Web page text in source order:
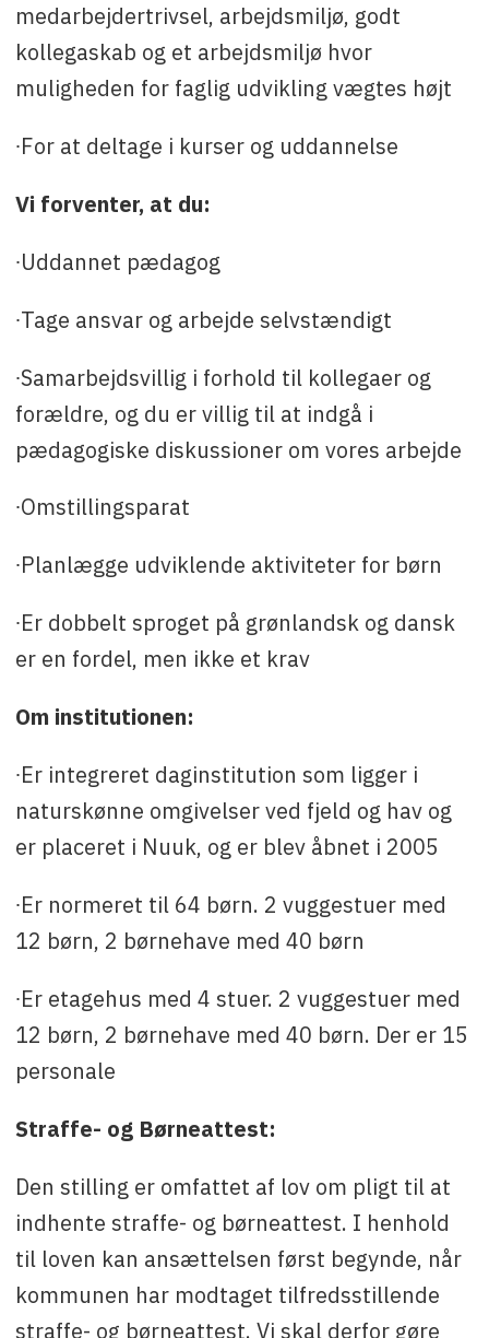
medarbejdertrivsel, arbejdsmiljø, godt
kollegaskab og et arbejdsmiljø hvor
muligheden for faglig udvikling vægtes højt
∙For at deltage i kurser og uddannelse
Vi forventer, at du:
∙Uddannet pædagog
∙Tage ansvar og arbejde selvstændigt
∙Samarbejdsvillig i forhold til kollegaer og
forældre, og du er villig til at indgå i
pædagogiske diskussioner om vores arbejde
∙Omstillingsparat
∙Planlægge udviklende aktiviteter for børn
∙Er dobbelt sproget på grønlandsk og dansk
er en fordel, men ikke et krav
Om institutionen:
∙Er integreret daginstitution som ligger i
naturskønne omgivelser ved fjeld og hav og
er placeret i Nuuk, og er blev åbnet i 2005
∙Er normeret til 64 børn. 2 vuggestuer med
12 børn, 2 børnehave med 40 børn
∙Er etagehus med 4 stuer. 2 vuggestuer med
12 børn, 2 børnehave med 40 børn. Der er 15
personale
Straffe- og Børneattest:
Den stilling er omfattet af lov om pligt til at
indhente straffe- og børneattest. I henhold
til loven kan ansættelsen først begynde, når
kommunen har modtaget tilfredsstillende
straffe- og børneattest. Vi skal derfor gøre